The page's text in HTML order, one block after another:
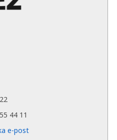
44 11
e-post